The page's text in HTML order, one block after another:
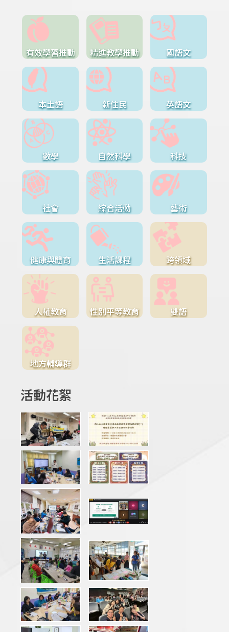
有效學習推動 精進教學推動 國語文
本土語 新住民 英語文
數學 自然科學 科技
社會 綜合活動 藝術
健康與體育 生活課程 跨領域
人權教育 性別平等教育 雙語
地方輔導群
活動花絮